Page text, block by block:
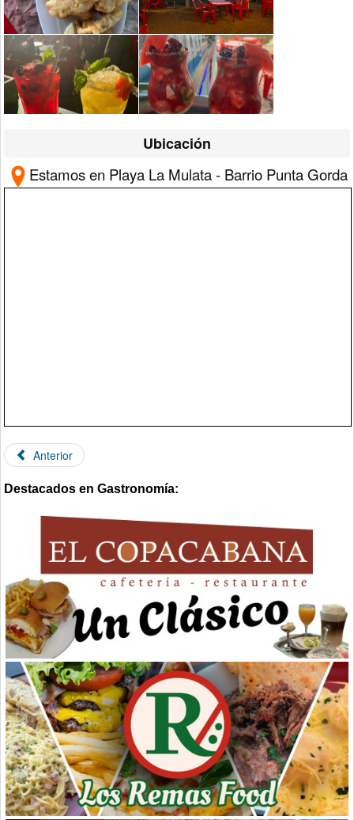
Ubicación
Estamos en Playa La Mulata - Barrio Punta Gorda
Anterior
Destacados en Gastronomía: